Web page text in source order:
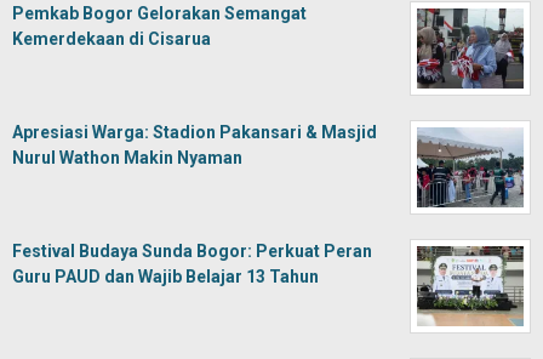
Pemkab Bogor Gelorakan Semangat
Kemerdekaan di Cisarua
Apresiasi Warga: Stadion Pakansari & Masjid
Nurul Wathon Makin Nyaman
Festival Budaya Sunda Bogor: Perkuat Peran
Guru PAUD dan Wajib Belajar 13 Tahun